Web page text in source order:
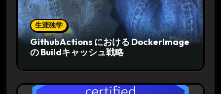
生涯独学
GithubActions における DockerImage
の Buildキャッシュ戦略